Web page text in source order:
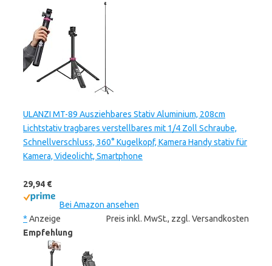
ULANZI MT-89 Ausziehbares Stativ Aluminium, 208cm
Lichtstativ tragbares verstellbares mit 1/4 Zoll Schraube,
Schnellverschluss, 360° Kugelkopf, Kamera Handy stativ für
Kamera, Videolicht, Smartphone
29,94 €
Bei Amazon ansehen
* Anzeige
Preis inkl. MwSt., zzgl. Versandkosten
Empfehlung